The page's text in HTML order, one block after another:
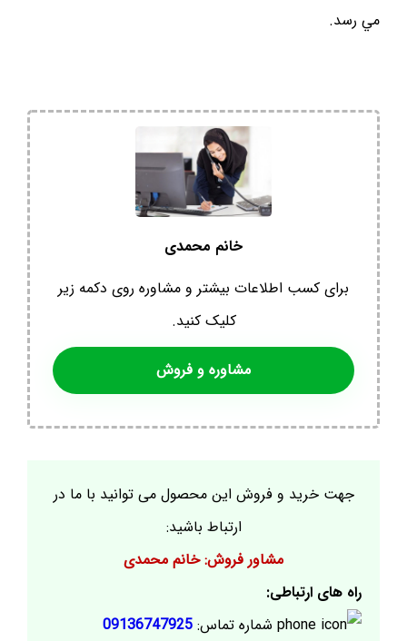
مي رسد.
خانم محمدی
برای کسب اطلاعات بیشتر و مشاوره روی دکمه زیر
کلیک کنید.
مشاوره و فروش
جهت خرید و فروش این محصول می توانید با ما در
ارتباط باشید:
مشاور فروش: خانم محمدی
راه های ارتباطی:
شماره تماس: 09136747925